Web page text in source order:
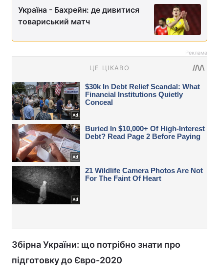
Україна - Бахрейн: де дивитися
товариський матч
Реклама
Збірна України: що потрібно знати про
підготовку до Євро-2020